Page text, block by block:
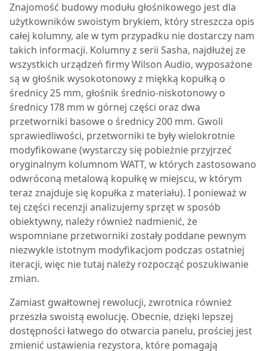
Znajomość budowy modułu głośnikowego jest dla
użytkowników swoistym brykiem, który streszcza opis
całej kolumny, ale w tym przypadku nie dostarczy nam
takich informacji. Kolumny z serii Sasha, najdłużej ze
wszystkich urządzeń firmy Wilson Audio, wyposażone
są w głośnik wysokotonowy z miękką kopułką o
średnicy 25 mm, głośnik średnio-niskotonowy o
średnicy 178 mm w górnej części oraz dwa
przetworniki basowe o średnicy 200 mm. Gwoli
sprawiedliwości, przetworniki te były wielokrotnie
modyfikowane (wystarczy się pobieżnie przyjrzeć
oryginalnym kolumnom WATT, w których zastosowano
odwróconą metalową kopułkę w miejscu, w którym
teraz znajduje się kopułka z materiału). I ponieważ w
tej części recenzji analizujemy sprzęt w sposób
obiektywny, należy również nadmienić, że
wspomniane przetworniki zostały poddane pewnym
niezwykle istotnym modyfikacjom podczas ostatniej
iteracji, więc nie tutaj należy rozpocząć poszukiwanie
zmian.
Zamiast gwałtownej rewolucji, zwrotnica również
przeszła swoistą ewolucję. Obecnie, dzięki lepszej
dostępności łatwego do otwarcia panelu, prościej jest
zmienić ustawienia rezystora, które pomagają